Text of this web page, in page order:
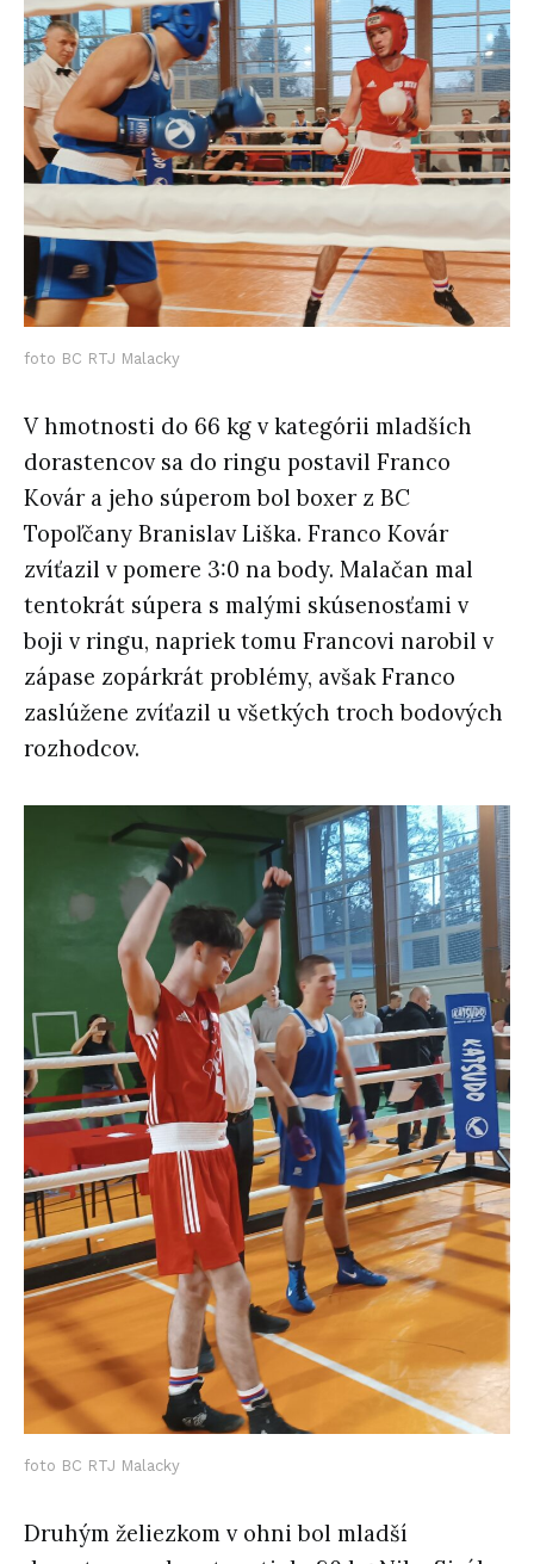
foto BC RTJ Malacky
V hmotnosti do 66 kg v kategórii mladších
dorastencov sa do ringu postavil Franco
Kovár a jeho súperom bol boxer z BC
Topoľčany Branislav Liška. Franco Kovár
zvíťazil v pomere 3:0 na body. Malačan mal
tentokrát súpera s malými skúsenosťami v
boji v ringu, napriek tomu Francovi narobil v
zápase zopárkrát problémy, avšak Franco
zaslúžene zvíťazil u všetkých troch bodových
rozhodcov.
foto BC RTJ Malacky
Druhým želiezkom v ohni bol mladší